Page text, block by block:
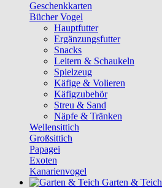
Geschenkkarten
Bücher Vogel
Hauptfutter
Ergänzungsfutter
Snacks
Leitern & Schaukeln
Spielzeug
Käfige & Volieren
Käfigzubehör
Streu & Sand
Näpfe & Tränken
Wellensittich
Großsittich
Papagei
Exoten
Kanarienvogel
Garten & Teich